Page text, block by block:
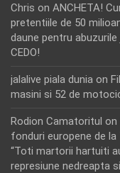
Chris on ANCHETA!
pretentiile de 50
daune pentru
CEDO!
jalalive piala dunia on
masini si 52 de
Rodion Camatoritul on
fonduri europene de
“Toti martorii hartuiti
represiune nedreapta